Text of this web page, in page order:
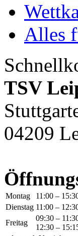
Alles
TSV
04209
Montag
11:00 –
Dienstag 11:00 –
Freitag
09:30 –
12:30 –